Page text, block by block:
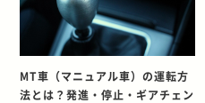
MT車（マニュアル車）の運転方
法とは？発進・停止・ギアチェン